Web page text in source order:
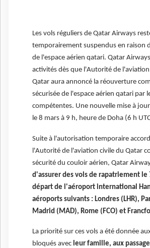
Les vols réguliers de Qatar Airways
temporairement suspendus en raison
de l'espace aérien qatari. Qatar
activités dès que l'Autorité de l'aviation
Qatar aura annoncé la réouverture
sécurisée de l'espace aérien qatari par
compétentes. Une nouvelle mise à
le 8 mars à 9 h, heure de Doha (6 h
Suite à l'autorisation temporaire
l'Autorité de l'aviation civile du Qatar
sécurité du couloir aérien, Qatar
d'assurer des vols de rapatriement le
départ de l'aéroport international
aéroports suivants : Londres (LHR),
Madrid (MAD), Rome (FCO) et
La priorité sur ces vols a été donnée
bloqués avec leur famille, aux